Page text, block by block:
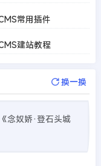
常用插件
建站教程
换一换
念奴娇·登石头城